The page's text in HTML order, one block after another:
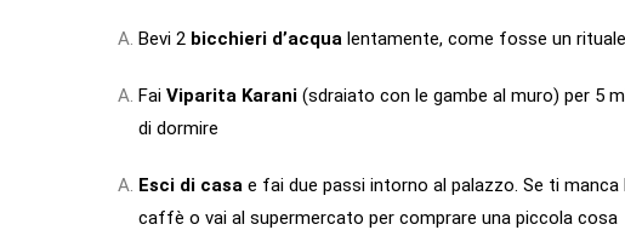
Bevi 2 bicchieri d’acqualentamente, come fosse un rituale
Fai Viparita Karani (sdraiato con le gambe al muro) per 5
di dormire
Esci di casae fai due passi intorno al palazzo. Se ti manca
caffè o vai al supermercato per comprare una piccola cosa